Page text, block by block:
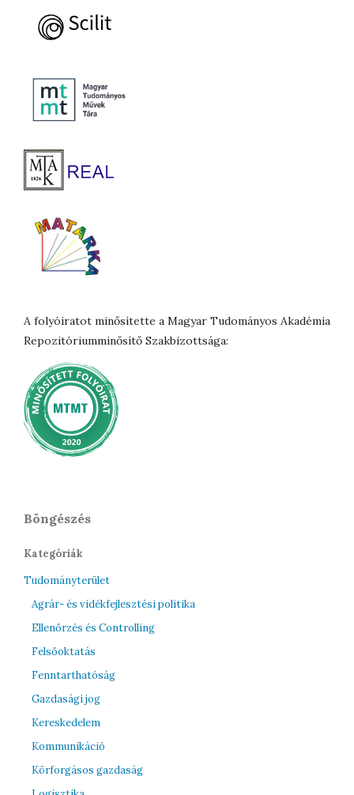
A folyóiratot minősítette a Magyar Tudományos Akadémia
Repozitóriumminősítő Szakbizottsága:
Böngészés
Kategóriák
Tudományterület
Agrár- és vidékfejlesztési politika
Ellenőrzés és Controlling
Felsőoktatás
Fenntarthatóság
Gazdasági jog
Kereskedelem
Kommunikáció
Körforgásos gazdaság